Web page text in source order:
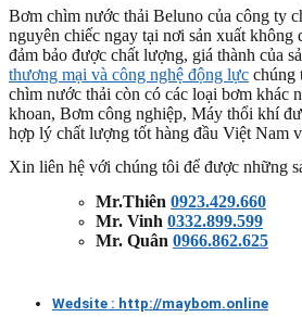
Bơm chìm nước thải Beluno của công ty
nguyên chiếc ngay tại nơi sản xuất không
đảm bảo được chất lượng, giá thành của
thương mại và công nghệ động lực chúng
chìm nước thải còn có các loại bơm khác
khoan, Bơm công nghiệp, Máy thổi khí
hợp lý chất lượng tốt hàng đầu Việt Nam
Xin liên hệ với chúng tôi để được những
Mr.Thiên 0923.429.660
Mr. Vinh 0332.899.599
Mr. Quân 0966.862.625
Wedsite : http://maybom.online